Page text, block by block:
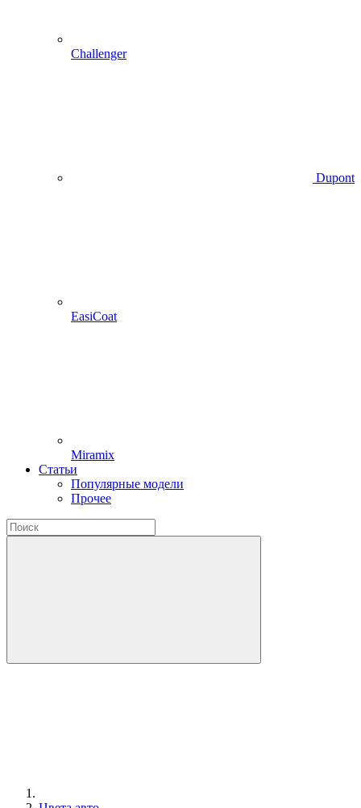
Challenger
Dupont
EasiCoat
Miramix
Статьи
Популярные модели
Прочее